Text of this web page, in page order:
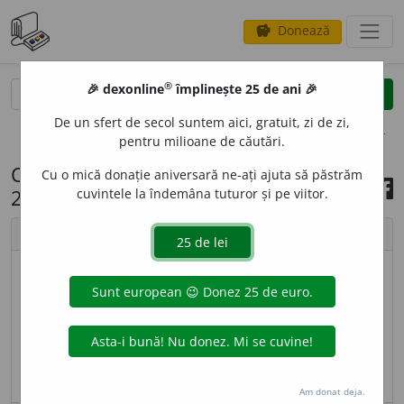
savings Donează
opțiuni
Cuvântul zilei, 15 septembrie
2025
imagine ©Andrea Homorodean
s. n.Popor, norod, plebe. – Dinlat. vulgus.
🎉 dexonline® împlinește 25 de ani 🎉
De un sfert de secol suntem aici, gratuit, zi de zi,
pentru milioane de căutări.
Cu o mică donație aniversară ne-ați ajuta să păstrăm
cuvintele la îndemâna tuturor și pe viitor.
Am donat deja.